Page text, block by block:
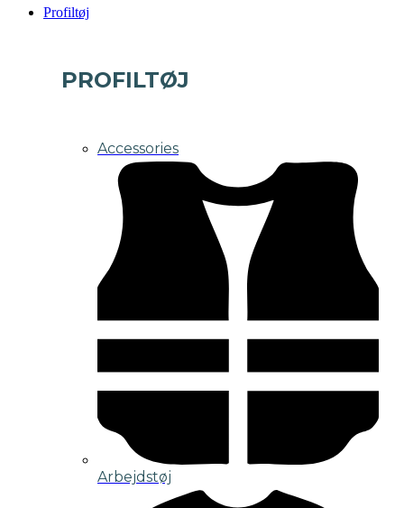
Profiltøj
PROFILTØJ
Accessories
Arbejdstøj